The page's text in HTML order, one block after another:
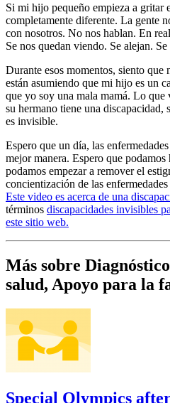
Si mi hijo pequeño empieza a gritar
completamente diferente. La gente
con nosotros. No nos hablan. En
Se nos quedan viendo. Se alejan. Se
Durante esos momentos, siento que
están asumiendo que mi hijo es un
que yo soy una mala mamá. Lo que
su hermano tiene una discapacidad,
es invisible.
Espero que un día, las
mejor manera. Espero que podamos
podamos empezar a remover el
concientización de las
Este video es acerca de una
términos discapacidades invisibles
este sitio web.
Más sobre
salud, Apoyo para la
Special Olympics